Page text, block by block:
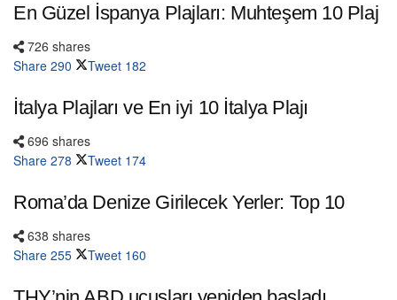
En Güzel İspanya Plajları: Muhteşem 10 Plaj
726 shares
Share 290 Tweet 182
İtalya Plajları ve En iyi 10 İtalya Plajı
696 shares
Share 278 Tweet 174
Roma’da Denize Girilecek Yerler: Top 10
638 shares
Share 255 Tweet 160